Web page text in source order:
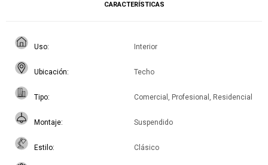
CARACTERÍSTICAS
Uso Interior
Ubicación Techo
Tipo Comercial, Profesional, Residencial
Montaje Suspendido
Estilo Clásico